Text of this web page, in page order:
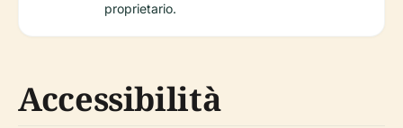
proprietario.
Accessibilità